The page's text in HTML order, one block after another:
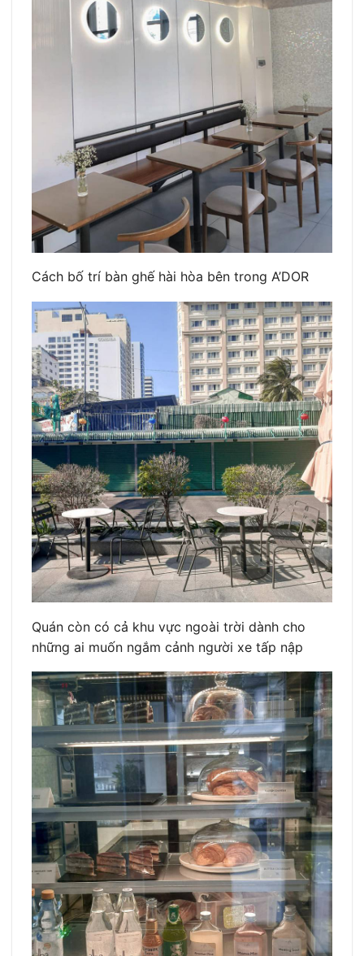
Cách bố trí bàn ghế hài hòa bên trong A’DOR
Quán còn có cả khu vực ngoài trời dành cho
những ai muốn ngắm cảnh người xe tấp nập